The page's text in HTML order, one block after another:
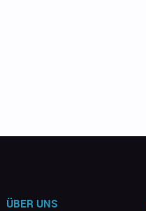
ÜBER UNS